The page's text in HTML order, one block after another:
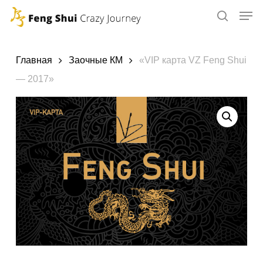
Skip
contentГлавная Заочные КМ
«VIP карта VZ Feng Shui
— 2017»